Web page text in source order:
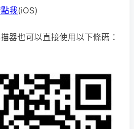
我(iOS)
器也可以直接使用以下條碼：